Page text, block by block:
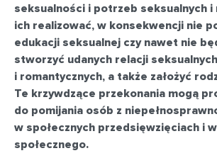
seksualności i potrzeb seksualnych
ich realizować, w konsekwencji nie
edukacji seksualnej czy nawet nie
stworzyć udanych relacji seksualnych
i romantycznych, a także założyć
Te krzywdzące przekonania mogą
do pomijania osób z
w społecznych przedsięwzięciach i
społecznego.